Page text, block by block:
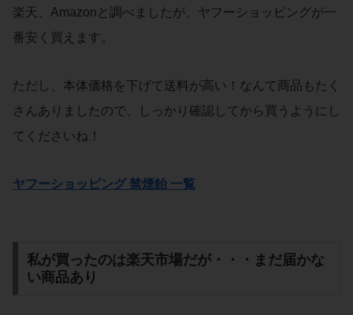
楽天、Amazonと調べましたが、ヤフーショッピングが一
番安く買えます。
ただし、本体価格を下げて送料が高い！なんて商品もたく
さんありましたので、しっかり確認してから買うようにし
てくださいね！
ヤフーショッピング 禁煙飴 一覧
私が買ったのは楽天市場だが・・・まだ届かな
い商品あり